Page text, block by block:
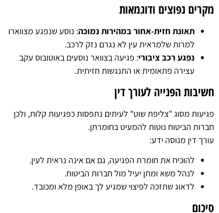
מקרים נפוצים ודוגמאות
תאונת חזית-אחור במהירות נמוכה: נוסע שנפגע מצווארו
למרות שלמראית עין לא נגרם נזק לרכב.
נפגע רכב ציבורי: פגיעה בצוואר נוסעים באוטובוס עקב
עצירה פתאומית או התנגשות חזיתית.
חשיבות הפנייה לעורך דין
פגיעות מסוג "צליפת שוט" לעיתים נתפסות כפגיעות קלות, ולכן
חברות הביטוח נוטות להמעיט בחומרתן.
עורך דין מנוסה ידע:
להוכיח את חומרת הפגיעה, גם אם אינה נראית לעין.
לנהל משא ומתן יעיל מול חברות הביטוח.
לדאוג שתזכה לפיצוי שמגיע לך באופן מלא ומכובד.
סיכום